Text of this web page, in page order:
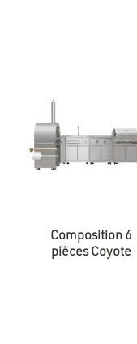
Composition 6
pièces Coyote